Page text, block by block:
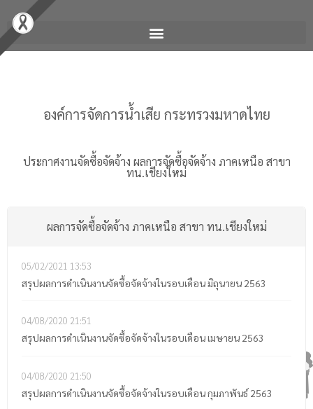
องค์การจัดการน้ำเสีย กระทรวงมหาดไทย
ประกาศงานจัดซื้อจัดจ้าง ผลการจัดซื้อจัดจ้าง ภาคเหนือ สาขา
ทน.เชียงใหม่
ผลการจัดซื้อจัดจ้าง ภาคเหนือ สาขา ทน.เชียงใหม่
05/02/2021 13:53
สรุปผลการดำเนินงานจัดซื้อจัดจ้างในรอบเดือน มิถุนายน 2563
04/08/2020 21:51
สรุปผลการดำเนินงานจัดซื้อจัดจ้างในรอบเดือน เมษายน 2563
04/08/2020 21:50
สรุปผลการดำเนินงานจัดซื้อจัดจ้างในรอบเดือน กุมภาพันธ์ 2563